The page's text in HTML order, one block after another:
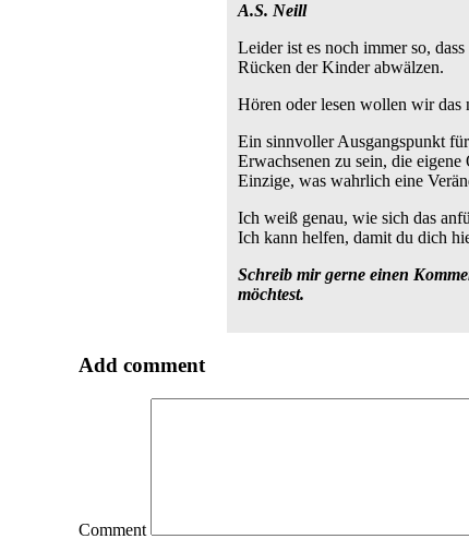
A.S. Neill
Leider ist es noch immer so,
Rücken der Kinder abwälzen.
Hören oder lesen wollen wir das
Ein sinnvoller Ausgangspunkt
Erwachsenen zu sein, die
Einzige, was wahrlich eine
Ich weiß genau, wie sich das
Ich kann helfen, damit du dich
Schreib mir gerne einen
möchtest.
Add comment
Comment